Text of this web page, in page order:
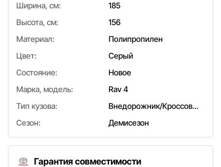
Ширина, см:
185
Высота, см:
156
Материал:
Полипропилен
Цвет:
Серый
Состояние:
Новое
Марка, модель:
Rav 4
Тип кузова:
Внедорожник/Кроссовер
Сезон:
Демисезон
Гарантия совместимости